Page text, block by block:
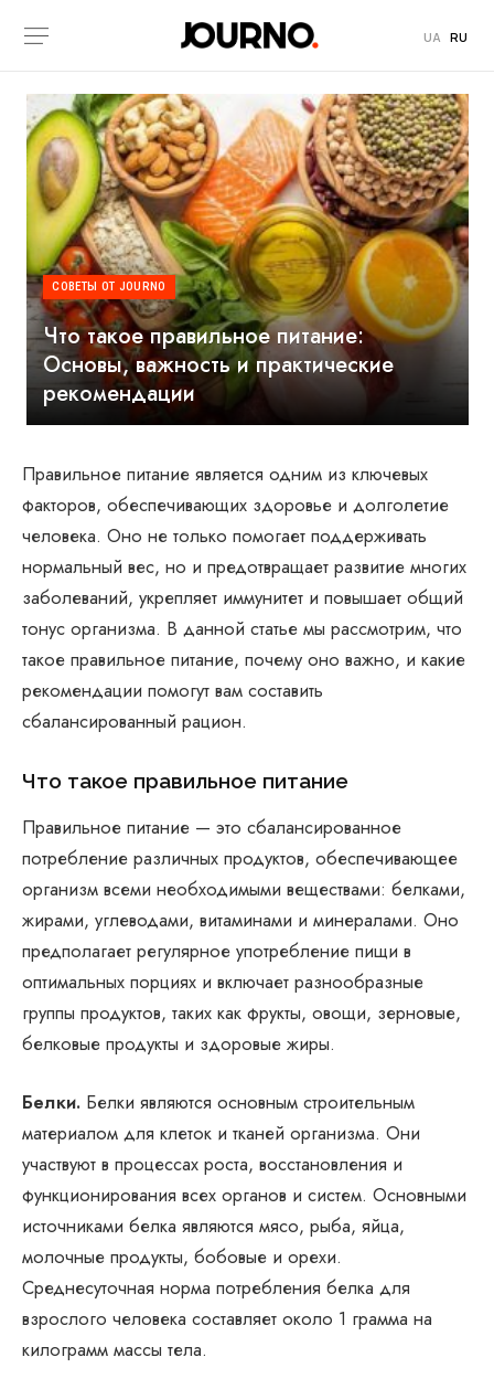
UA RU
СОВЕТЫ ОТ JOURNO
Что такое правильное питание:
Основы, важность и практические
рекомендации
Правильное питание является одним из ключевых
факторов, обеспечивающих здоровье и долголетие
человека. Оно не только помогает поддерживать
нормальный вес, но и предотвращает развитие многих
заболеваний, укрепляет иммунитет и повышает общий
тонус организма. В данной статье мы рассмотрим, что
такое правильное питание, почему оно важно, и какие
рекомендации помогут вам составить
сбалансированный рацион.
Что такое правильное питание
Правильное питание — это сбалансированное
потребление различных продуктов, обеспечивающее
организм всеми необходимыми веществами: белками,
жирами, углеводами, витаминами и минералами. Оно
предполагает регулярное употребление пищи в
оптимальных порциях и включает разнообразные
группы продуктов, таких как фрукты, овощи, зерновые,
белковые продукты и здоровые жиры.
Белки. Белки являются основным строительным
материалом для клеток и тканей организма. Они
участвуют в процессах роста, восстановления и
функционирования всех органов и систем. Основными
источниками белка являются мясо, рыба, яйца,
молочные продукты, бобовые и орехи.
Среднесуточная норма потребления белка для
взрослого человека составляет около 1 грамма на
килограмм массы тела.